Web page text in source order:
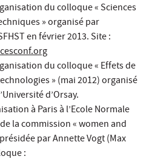
du colloque « Sciences
» organisé par
en février 2013. Site :
du colloque « Effets de
» (mai 2012) organisé
d’Orsay.
à Paris à l’Ecole Normale
la commission « women and
par Annette Vogt (Max
: